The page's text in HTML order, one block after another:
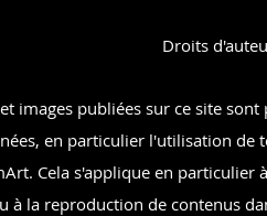
Droits
images publiées sur ce site
en particulier l'utilisation de
Cela s'applique en
à la reproduction de contenus